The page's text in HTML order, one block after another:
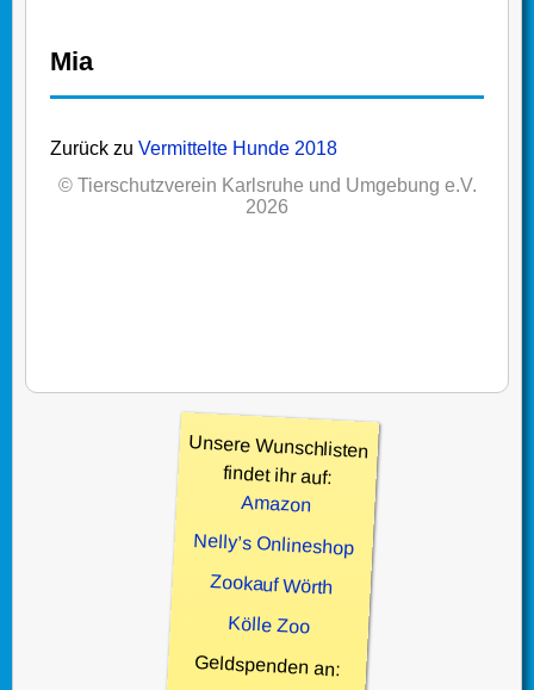
Mia
Zurück zu Vermittelte Hunde 2018
© Tierschutzverein Karlsruhe und Umgebung e.V.
2026
Unsere Wunschlisten
findet ihr auf:
Amazon
Nelly’s Onlineshop
Zookauf Wörth
Kölle Zoo
Geldspenden an: